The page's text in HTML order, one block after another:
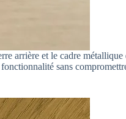
arrière et le cadre métallique
sans